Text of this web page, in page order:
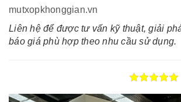
mutxopkhonggian.vn
Liên hệ để được tư vấn kỹ thuật, giải
báo giá phù hợp theo nhu cầu sử dụng.